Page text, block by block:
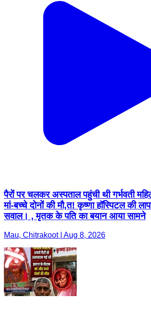
पैरों पर चलकर अस्पताल पहुंची थी गर्भवती
मां-बच्चे दोनों की मौ,त! कृष्णा हॉस्पिटल की
सवाल। , मृतक के पति का बयान आया सामने
Mau, Chitrakoot | Aug 8, 2026